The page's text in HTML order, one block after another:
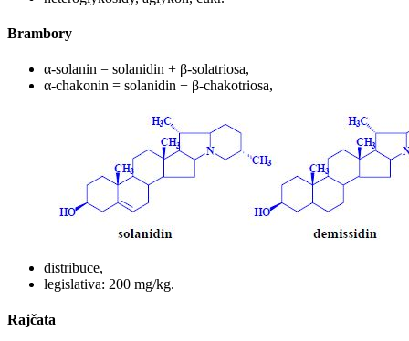
Brambory
α-solanin = solanidin + β-solatriosa,
α-chakonin = solanidin + β-chakotriosa,
distribuce,
legislativa: 200 mg/kg.
Rajčata